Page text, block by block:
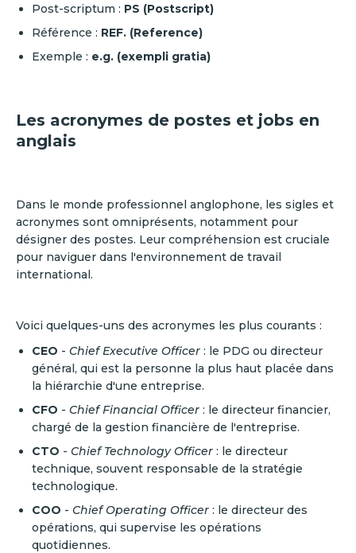
Post-scriptum : PS (Postscript)
Référence : REF. (Reference)
Exemple : e.g. (exempli gratia)
Les acronymes de postes et jobs en
anglais
Dans le monde professionnel anglophone, les sigles et
acronymes sont omniprésents, notamment pour
désigner des postes. Leur compréhension est cruciale
pour naviguer dans l'environnement de travail
international.
Voici quelques-uns des acronymes les plus courants :
CEO - Chief Executive Officer : le PDG ou directeur
général, qui est la personne la plus haut placée dans
la hiérarchie d'une entreprise.
CFO - Chief Financial Officer : le directeur financier,
chargé de la gestion financière de l'entreprise.
CTO - Chief Technology Officer : le directeur
technique, souvent responsable de la stratégie
technologique.
COO - Chief Operating Officer : le directeur des
opérations, qui supervise les opérations
quotidiennes.